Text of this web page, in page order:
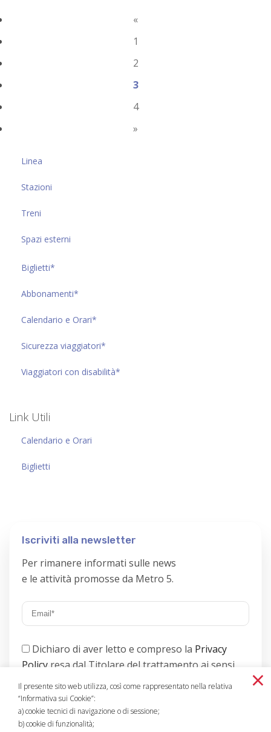
«
1
2
3
4
»
Linea
Stazioni
Treni
Spazi esterni
Biglietti*
Abbonamenti*
Calendario e Orari*
Sicurezza viaggiatori*
Viaggiatori con disabilità*
Link Utili
Calendario e Orari
Biglietti
Iscriviti alla newsletter
Per rimanere informati sulle news
e le attività promosse da Metro 5.
Dichiaro di aver letto e compreso la Privacy
Policy resa dal Titolare del trattamento ai sensi
dell’art. 13 del GDPR;
×
Il presente sito web utilizza, così come rappresentato nella relativa
“Informativa sui Cookie”:
a) cookie tecnici di navigazione o di sessione;
b) cookie di funzionalità;